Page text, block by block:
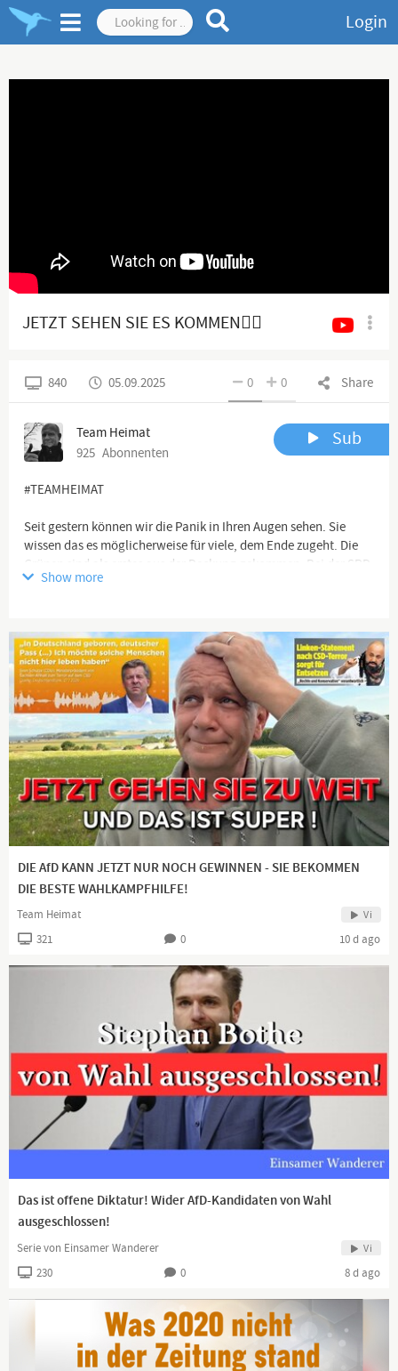
Login
JETZT SEHEN SIE ES KOMMEN👍🏻
Share
0 0
840 05.09.2025
Team Heimat
925 Abonnenten
Sub
#TEAMHEIMAT
Seit gestern können wir die Panik in Ihren Augen sehen. Sie
wissen das es möglicherweise für viele, dem Ende zugeht. Die
Grünen sind als erstes aus der Deckung gekommen. Bei der SPD
und CDU/CSU brodelt es unter der Oberfläche und die Presse
Channel description
🖥 YouTube Kanäle:
https://www.youtube.com/channel/UCflu...
https://www.youtube.com/channel/UCK_c...
https://www.youtube.com/channel/UCNte...
https://www.teamheimat.com
↗️Telegram
Kanal:https://t.me/HeimatgewaltfreiVereint
https://t.me/TeamHeimatChat
https://www.facebook.com/CarstenWJahn
Show more
DIE AfD KANN JETZT NUR NOCH GEWINNEN - SIE BEKOMMEN
DIE BESTE WAHLKAMPFHILFE!
Team Heimat Vi
321 0 10 d ago
Das ist offene Diktatur! Wider AfD-Kandidaten von Wahl
ausgeschlossen!
Serie von Einsamer Wanderer Vi
230 0 8 d ago